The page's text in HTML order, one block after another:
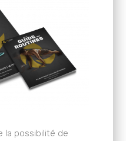
la possibilité de